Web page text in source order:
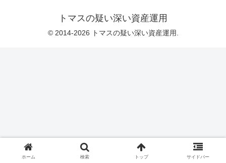
トマスの疑い深い資産運用
© 2014-2026 トマスの疑い深い資産運用.
ホーム 検索 トップ サイドバー